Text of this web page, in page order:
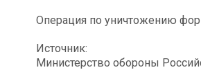
Операция по уничтожению
Источник:
Министерство обороны